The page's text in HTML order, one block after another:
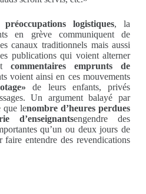
préoccupations logistiques, la
en grève communiquent de
canaux traditionnels mais aussi
publications qui voient alterner
commentaires emprunts de
voient ainsi en ces mouvements
de leurs enfants, privés
Un argument balayé par
que lenombre d’heures perdues
d’enseignantsengendre des
qu’un ou deux jours de
faire entendre des revendications